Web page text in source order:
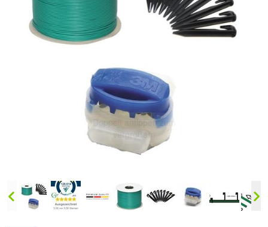
Doppelt antippen zum
vergrößern